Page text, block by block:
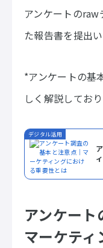
アンケートの
た報告書を提出い
*アンケートの基
しく解説しており
デジタル活用
アンケート
マーケティ